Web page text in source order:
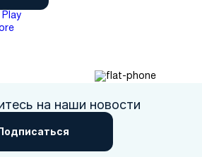
на наши новости